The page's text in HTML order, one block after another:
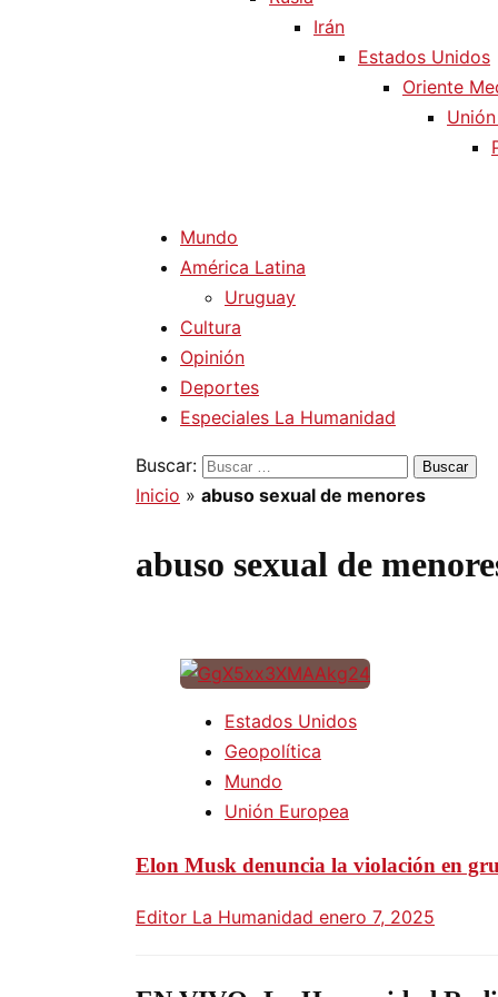
Irán
Estados Unidos
Oriente
Mundo
América Latina
Uruguay
Cultura
Opinión
Deportes
Especiales La Humanidad
Buscar:
Inicio » abuso sexual de menores
abuso sexual de
Estados Unidos
Geopolítica
Mundo
Unión Europea
Elon Musk denuncia la violación en
Editor La Humanidad enero 7, 2025